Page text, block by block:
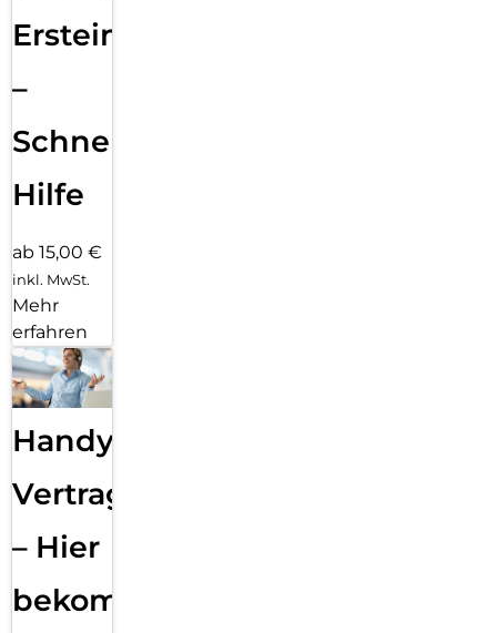
Ersteinrichtung
–
Schnelle
Hilfe
ab 15,00 €
inkl. MwSt.
Mehr
erfahren
Handy
Vertragsabwicklung
– Hier
bekommst